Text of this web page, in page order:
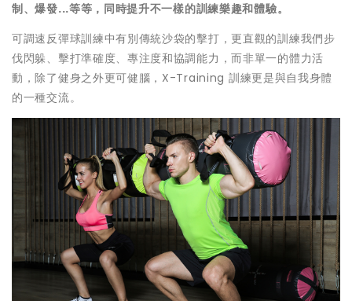
制、爆發...等等，同時提升不一樣的訓練樂趣和體驗。
可調速反彈球訓練中有別傳統沙袋的擊打，更直觀的訓練我們步
伐閃躲、擊打準確度、專注度和協調能力，而非單一的體力活
動，除了健身之外更可健腦，X-Training 訓練更是與自我身體
的一種交流。